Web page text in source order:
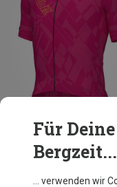
Du sparst 33%
Für
Bergzeit...
… verwenden wir